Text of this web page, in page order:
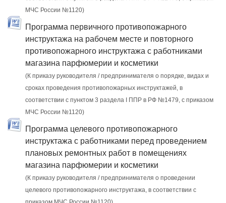
МЧС России №1120)
Программа первичного противопожарного
инструктажа на рабочем месте и повторного
противопожарного инструктажа с работниками
магазина парфюмерии и косметики
(К приказу руководителя / предпринимателя о порядке, видах и
сроках проведения противопожарных инструктажей, в
соответствии с пунктом 3 раздела I ППР в РФ №1479, с приказом
МЧС России №1120)
Программа целевого противопожарного
инструктажа с работниками перед проведением
плановых ремонтных работ в помещениях
магазина парфюмерии и косметики
(К приказу руководителя / предпринимателя о проведении
целевого противопожарного инструктажа, в соответствии с